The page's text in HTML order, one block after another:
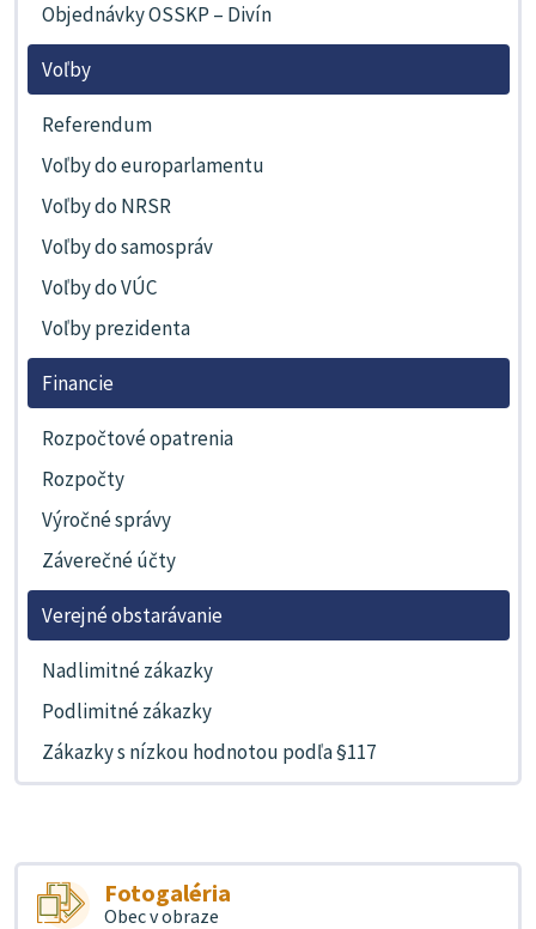
Objednávky OSSKP – Divín
Voľby
Referendum
Voľby do europarlamentu
Voľby do NRSR
Voľby do samospráv
Voľby do VÚC
Voľby prezidenta
Financie
Rozpočtové opatrenia
Rozpočty
Výročné správy
Záverečné účty
Verejné obstarávanie
Nadlimitné zákazky
Podlimitné zákazky
Zákazky s nízkou hodnotou podľa §117
Fotogaléria
Obec v obraze